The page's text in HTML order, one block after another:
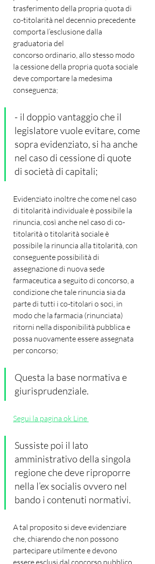
trasferimento della propria quota di
co-titolarità nel decennio precedente
comporta l’esclusione dalla
graduatoria del
concorso ordinario, allo stesso modo
la cessione della propria quota sociale
deve comportare la medesima
conseguenza;
- il doppio vantaggio che il
legislatore vuole evitare, come
sopra evidenziato, si ha anche
nel caso di cessione di quote
di società di capitali;
Evidenziato inoltre che come nel caso
di titolarità individuale è possibile la
rinuncia, così anche nel caso di co-
titolarità o titolarità sociale è
possibile la rinuncia alla titolarità, con
conseguente possibilità di
assegnazione di nuova sede
farmaceutica a seguito di concorso, a
condizione che tale rinuncia sia da
parte di tutti i co-titolari o soci, in
modo che la farmacia (rinunciata)
ritorni nella disponibilità pubblica e
possa nuovamente essere assegnata
per concorso;
Questa la base normativa e
giurisprudenziale.
Segui la pagina ok Line
Sussiste poi il lato
amministrativo della singola
regione che deve riproporre
nella l’ex socialis ovvero nel
bando i contenuti normativi.
A tal proposito si deve evidenziare
che, chiarendo che non possono
partecipare utilmente e devono
essere esclusi dal concorso pubblico